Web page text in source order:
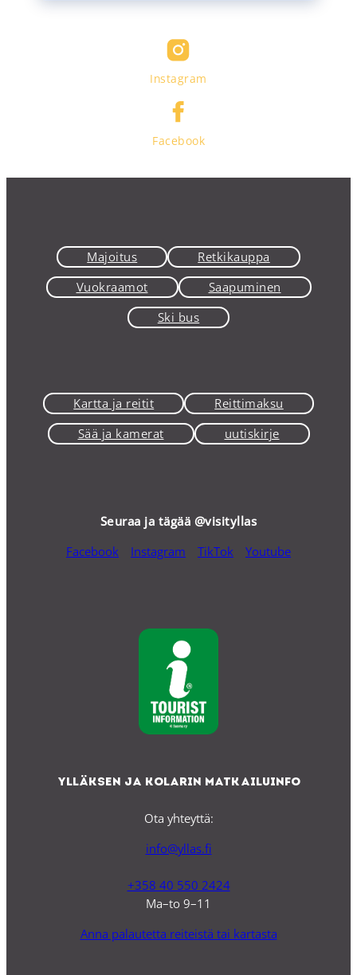
Instagram
Facebook
Majoitus
Retkikauppa
Vuokraamot
Saapuminen
Ski bus
Kartta ja reitit
Reittimaksu
Sää ja kamerat
uutiskirje
Seuraa ja tägää @visityllas
Facebook
Instagram TikTok Youtube
Ylläksen ja Kolarin matkailuinfo
Ota yhteyttä:
info@yllas.fi
+358 40 550 2424
Ma–to 9–11
Anna palautetta reiteistä tai kartasta